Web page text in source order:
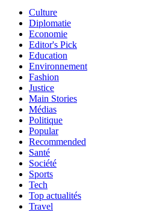
Culture
Diplomatie
Economie
Editor's Pick
Education
Environnement
Fashion
Justice
Main Stories
Médias
Politique
Popular
Recommended
Santé
Société
Sports
Tech
Top actualités
Travel